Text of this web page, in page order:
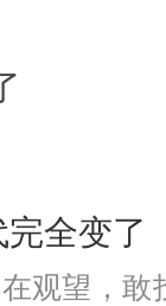
全变了
观望，